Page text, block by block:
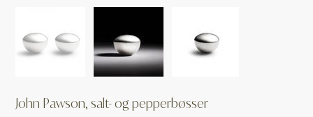
John Pawson, salt- og pepperbøsser